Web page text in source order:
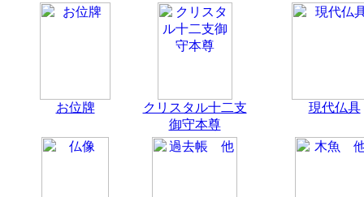
お位牌
クリスタル十二支
御守本尊
現代仏具